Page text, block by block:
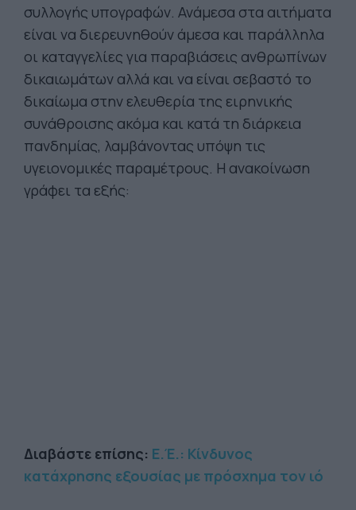
συλλογής υπογραφών. Ανάμεσα στα αιτήματα
είναι να διερευνηθούν άμεσα και παράλληλα
οι καταγγελίες για παραβιάσεις ανθρωπίνων
δικαιωμάτων αλλά και να είναι σεβαστό το
δικαίωμα στην ελευθερία της ειρηνικής
συνάθροισης ακόμα και κατά τη διάρκεια
πανδημίας, λαμβάνοντας υπόψη τις
υγειονομικές παραμέτρους. Η ανακοίνωση
γράφει τα εξής:
Διαβάστε επίσης: Ε.Έ.: Κίνδυνος
κατάχρησης εξουσίας με πρόσχημα τον ιό